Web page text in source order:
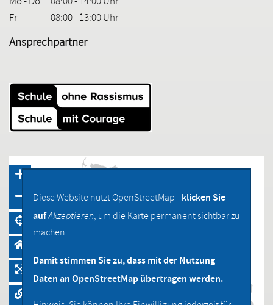
Fr
08:00 - 13:00 Uhr
Ansprechpartner
Diese Website nutzt OpenStreetMap -klicken Sie
aufAkzeptieren, um die Karte permanent sichtbar zu
machen.
Damit stimmen Sie zu, dass mit der Nutzung
Daten an OpenStreetMap übertragen werden.